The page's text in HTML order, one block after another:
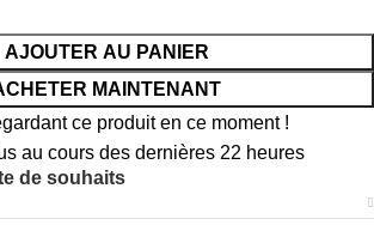
AJOUTER AU PANIER
MAINTENANT
ce produit en ce moment !
au cours des dernières 22 heures
de souhaits